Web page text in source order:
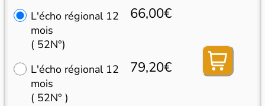
L'écho régional 12
mois
( 52N°)
66,00€
L'écho régional 12
mois
( 52N° )
79,20€